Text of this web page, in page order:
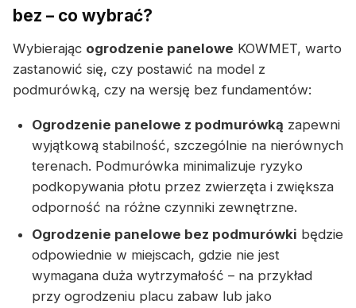
bez – co wybrać?
Wybierając ogrodzenie panelowe KOWMET, warto
zastanowić się, czy postawić na model z
podmurówką, czy na wersję bez fundamentów:
Ogrodzenie panelowe z podmurówką zapewni
wyjątkową stabilność, szczególnie na nierównych
terenach. Podmurówka minimalizuje ryzyko
podkopywania płotu przez zwierzęta i zwiększa
odporność na różne czynniki zewnętrzne.
Ogrodzenie panelowe bez podmurówki będzie
odpowiednie w miejscach, gdzie nie jest
wymagana duża wytrzymałość – na przykład
przy ogrodzeniu placu zabaw lub jako